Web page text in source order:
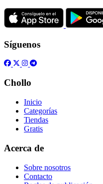
Síguenos
Chollo
Inicio
Categorías
Tiendas
Gratis
Acerca de
Sobre nosotros
Contacto